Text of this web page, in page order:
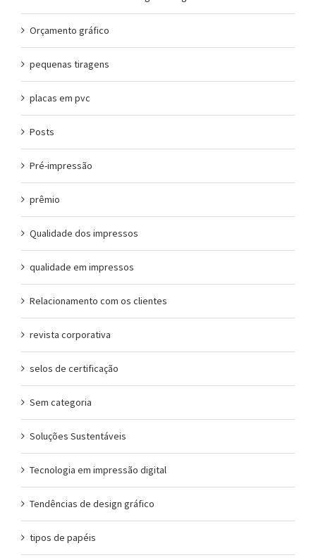
Orçamento gráfico
pequenas tiragens
placas em pvc
Posts
Pré-impressão
prêmio
Qualidade dos impressos
qualidade em impressos
Relacionamento com os clientes
revista corporativa
selos de certificação
Sem categoria
Soluções Sustentáveis
Tecnologia em impressão digital
Tendências de design gráfico
tipos de papéis